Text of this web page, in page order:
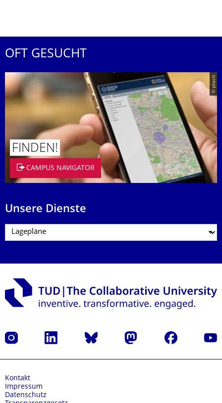
OFT GESUCHT
© placit
FINDEN!
CAMPUS NAVIGATOR
Unsere Dienste
Instagram LinkedIn Bluesky Mastodon Facebook
Kontakt
Impressum
Datenschutz